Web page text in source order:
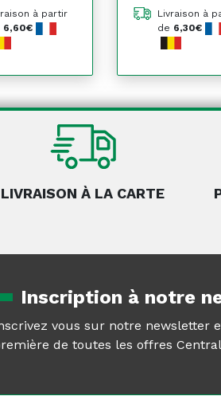
à partir
6,60€
Livraison à
de 6,30€
LIVRAISON À LA CARTE
Inscription à notre
vous sur notre newsletter
de toutes les offres